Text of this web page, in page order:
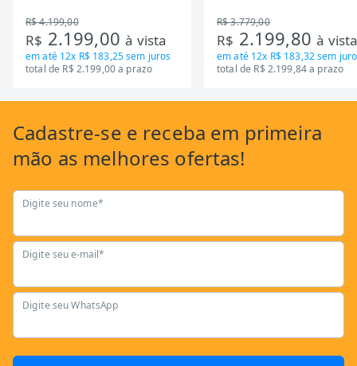
R$ 4.199,00
R$ 2.199,00à vista
em até 12x R$ 183,25sem juros
total de R$ 2.199,00 a prazo
R$ 3.779,00
R$ 2.199,80à
em até 12x R$ 183,32sem
total de R$ 2.199,84 a prazo
Cadastre-se e receba em primeira
mão as melhores ofertas!
Digite seu nome*
Digite seu e-mail*
Digite seu WhatsApp